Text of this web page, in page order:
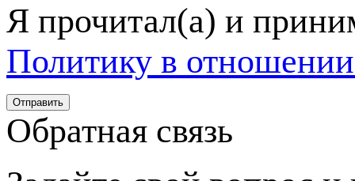
Я прочитал(а) и
Политику в
Обратная связь